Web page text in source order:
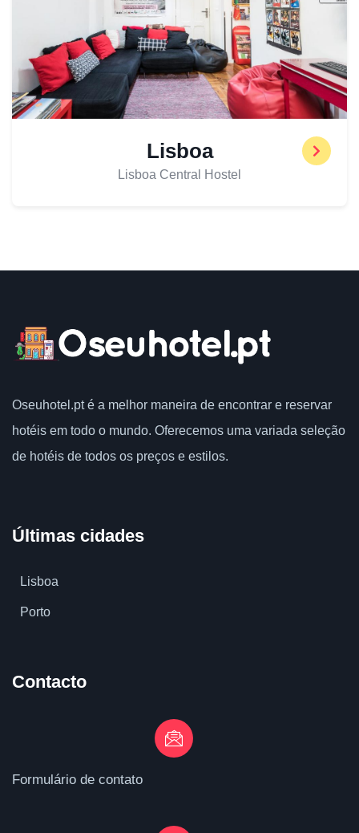
Lisboa
Lisboa Central Hostel
Oseuhotel.pt é a melhor maneira de encontrar e reservar
hotéis em todo o mundo. Oferecemos uma variada seleção
de hotéis de todos os preços e estilos.
Últimas cidades
Lisboa
Porto
Contacto
Formulário de contato